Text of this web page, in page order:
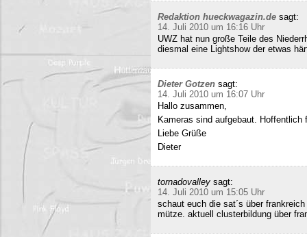
Redaktion hueckwagazin.de sagt:
14. Juli 2010 um 16:16 Uhr
UWZ hat nun große Teile des
diesmal eine Lightshow der etwas
Dieter Gotzen sagt:
14. Juli 2010 um 16:07 Uhr
Hallo zusammen,
Kameras sind aufgebaut.
Liebe Grüße
Dieter
tornadovalley sagt:
14. Juli 2010 um 15:05 Uhr
schaut euch die sat´s über
mütze. aktuell clusterbildung über